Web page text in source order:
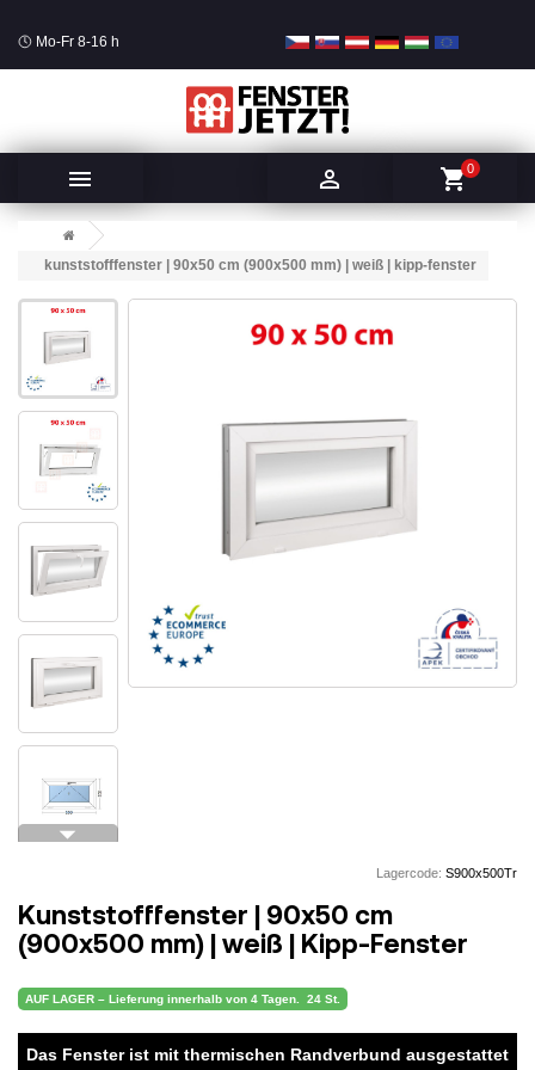
Mo-Fr 8-16 h
  shopping_cart0
kunststofffenster | 90x50 cm (900x500 mm) | weiß | kipp-fenster
arrow_drop_down
Lagercode: S900x500Tr
Kunststofffenster | 90x50 cm
(900x500 mm) | weiß | Kipp-Fenster
AUF LAGER – Lieferung innerhalb von 4 Tagen. 24 St.
Das Fenster ist mit thermischen Randverbund ausgestattet